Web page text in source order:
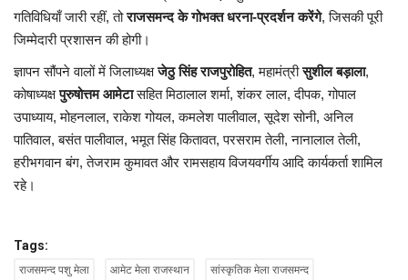
गतिविधियाँ जारी रहीं, तोराजसमन्द के गोभक्त धरना-प्रदर्शन करेंगे, जिसकी पूरी
जिम्मेदारी प्रशासन की होगी।
ज्ञापन सौंपने वालों में जिलाध्यक्षजेठु सिंह राजपुरोहित, महामंत्रीसुशील बड़ाला,
कोषाध्यक्षपुरुषोत्तम आमेटासहित मिठालाल शर्मा, शंकर लाल, दीपक, गोपाल
उपाध्याय, मोहनलाल, राकेश गोयल, कमलेश पालीवाल, सूदेश सोनी, अनिल
पातिवाल, बसंत पालीवाल, भमूत सिंह कितावत, परसराम तेली, नानालाल तेली,
हरीभगवान बंग, तेजराम कुमावत और रामसहाय विजयवर्गीय आदि कार्यकर्ता शामिल
रहे।
Tags:
राजसमन्द पशु मेला आमेट मेला राजस्थान
सांस्कृतिक मेला राजसमन्द